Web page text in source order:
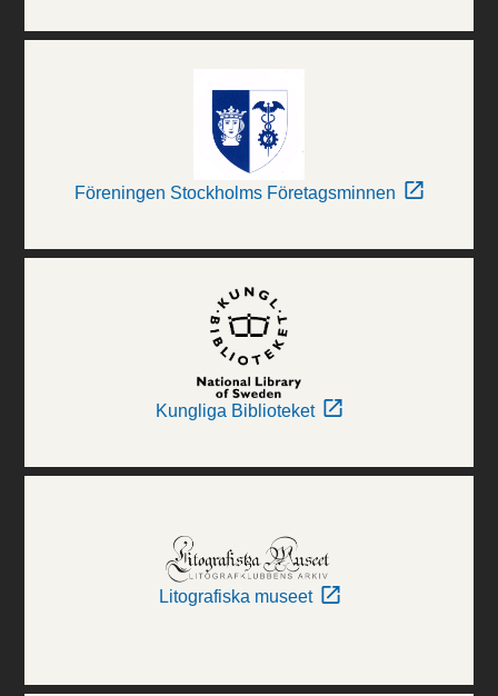
Föreningen Stockholms Företagsminnen
Kungliga Biblioteket
Litografiska museet